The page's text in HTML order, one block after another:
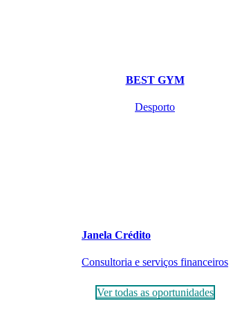
BEST GYM
Desporto
Janela Crédito
Consultoria e serviços financeiros
Ver todas as oportunidades